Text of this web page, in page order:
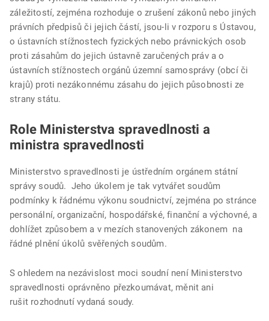
záležitostí, zejména rozhoduje o zrušení zákonů nebo jiných
právních předpisů či jejich částí, jsou-li v rozporu s Ústavou,
o ústavních stížnostech fyzických nebo právnických osob
proti zásahům do jejich ústavně zaručených práv a o
ústavních stížnostech orgánů územní samosprávy (obcí či
krajů) proti nezákonnému zásahu do jejich působnosti ze
strany státu.
Role Ministerstva spravedlnosti a
ministra spravedlnosti
Ministerstvo spravedlnosti je ústředním orgánem státní
správy soudů. Jeho úkolem je tak vytvářet soudům
podmínky k řádnému výkonu soudnictví, zejména po stránce
personální, organizační, hospodářské, finanční a výchovné, a
dohlížet způsobem a v mezích stanovených zákonem na
řádné plnění úkolů svěřených soudům.
S ohledem na nezávislost moci soudní není Ministerstvo
spravedlnosti oprávněno přezkoumávat, měnit ani
rušit rozhodnutí vydaná soudy.